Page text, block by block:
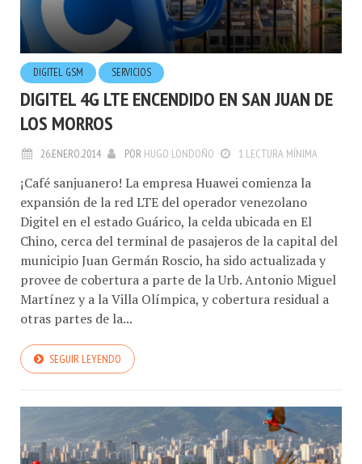
DIGITEL GSM SERVICIOS
DIGITEL 4G LTE ENCENDIDO EN SAN JUAN DE
LOS MORROS
expansión de la red LTE del operador venezolano
Digitel en el estado Guárico, la celda ubicada en El
Chino, cerca del terminal de pasajeros de la capital del
municipio Juan Germán Roscio, ha sido actualizada y
provee de cobertura a parte de la Urb. Antonio Miguel
Martínez y a la Villa Olímpica, y cobertura residual a
otras partes de la...
SEGUIR LEYENDO